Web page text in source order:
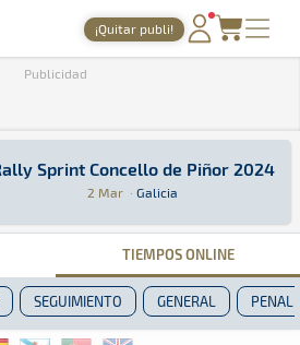
del motor desde 1999
¡Quitar publi!
NOTICIAS
GALERÍAS
TIENDA
ARCHIVO
Publicidad
Sprint Concello de Piñor 2024
Sprint Concello de Piñor 2024
2 Mar · Galicia
Sprint · Rally Sprint Concello de Piñor
TIEMPOS ONLINE
SEGUIMIENTO GENERAL